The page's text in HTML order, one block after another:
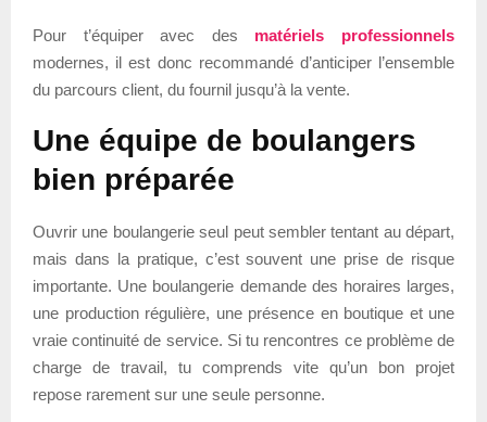
Pour t’équiper avec des matériels professionnels
modernes, il est donc recommandé d’anticiper l’ensemble
du parcours client, du fournil jusqu’à la vente.
Une équipe de boulangers
bien préparée
Ouvrir une boulangerie seul peut sembler tentant au départ,
mais dans la pratique, c’est souvent une prise de risque
importante. Une boulangerie demande des horaires larges,
une production régulière, une présence en boutique et une
vraie continuité de service. Si tu rencontres ce problème de
charge de travail, tu comprends vite qu’un bon projet
repose rarement sur une seule personne.